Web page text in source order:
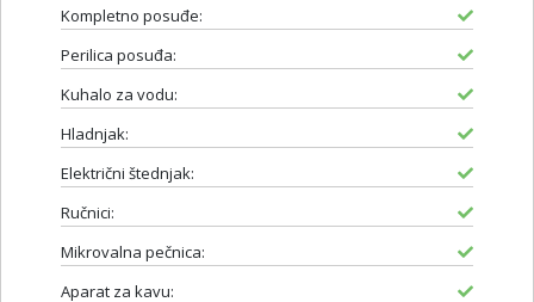
Kompletno posuđe:
Perilica posuđa:
Kuhalo za vodu:
Hladnjak:
Električni štednjak:
Ručnici:
Mikrovalna pečnica:
Aparat za kavu: